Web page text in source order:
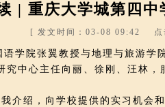
| 重庆大学城第四
[ 发文时间：03-08 09:42 点
学院张翼教授与地理与旅游学
究中心主任向丽、徐刚、汪林
绍，向学校提供的实习机会